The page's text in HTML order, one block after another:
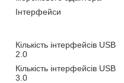
Інтерфейси
Кількість інтерфейсів USB
2.0
Кількість інтерфейсів USB
3.0